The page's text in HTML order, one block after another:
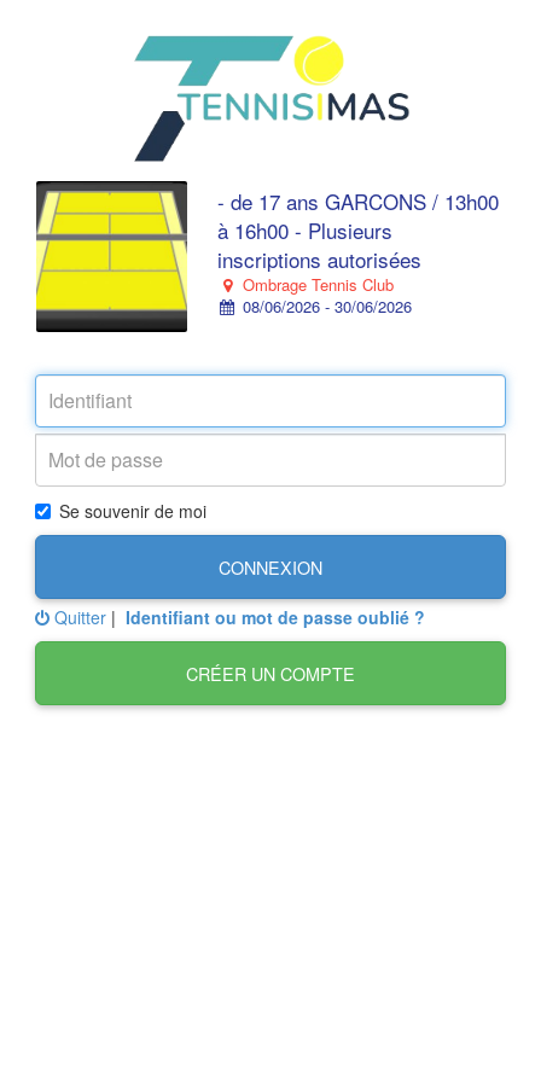
- de 17 ans GARCONS / 13h00
à 16h00 - Plusieurs
inscriptions autorisées
Ombrage Tennis Club
08/06/2026 - 30/06/2026
Se souvenir de moi
CONNEXION
Quitter | Identifiant ou mot de passe oublié ?
CRÉER UN COMPTE